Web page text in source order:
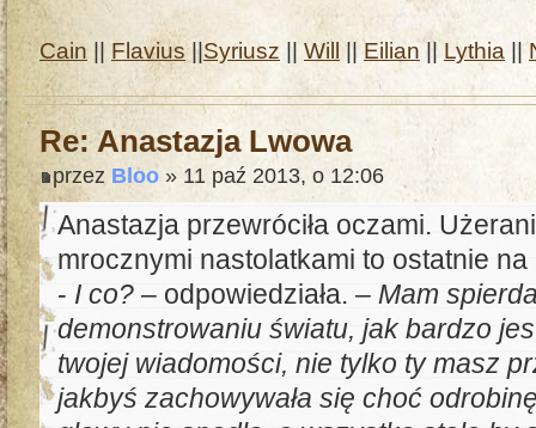
Cain || Flavius ||Syriusz || Will ||Eilian||Lythia ||
Re: Anastazja Lwowa
przez Bloo » 11 paź 2013, o 12:06
Anastazja przewróciła oczami.
mrocznymi nastolatkami to ostatnie na
- I co? – odpowiedziała. – Mam
demonstrowaniu światu, jak bardzo
twojej wiadomości, nie tylko ty masz
jakbyś zachowywała się choć